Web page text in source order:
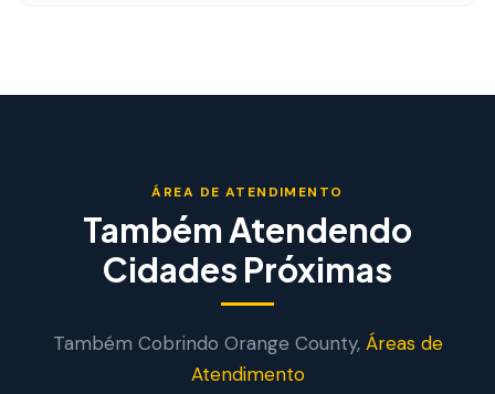
ÁREA DE ATENDIMENTO
Também Atendendo
Cidades Próximas
Também Cobrindo Orange County, Áreas de
Atendimento